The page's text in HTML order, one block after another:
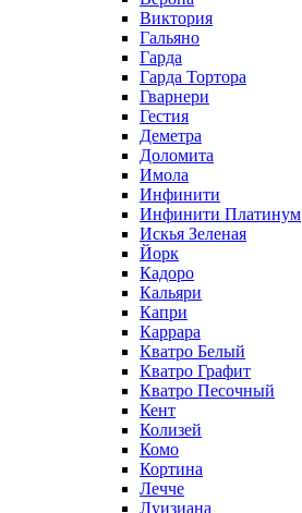
Виктория
Гальяно
Гарда
Гарда Тортора
Гварнери
Гестия
Деметра
Доломита
Имола
Инфинити
Инфинити Платинум
Искья Зеленая
Йорк
Кадоро
Кальяри
Капри
Каррара
Кватро Белый
Кватро Графит
Кватро Песочный
Кент
Колизей
Комо
Кортина
Лечче
Луизиана